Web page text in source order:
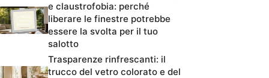
e claustrofobia: perché
liberare le finestre potrebbe
essere la svolta per il tuo
salotto
Trasparenze rinfrescanti: il
trucco del vetro colorato e del